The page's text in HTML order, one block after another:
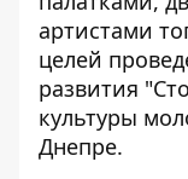
артистами
целей
развития
культуры
Днепре.